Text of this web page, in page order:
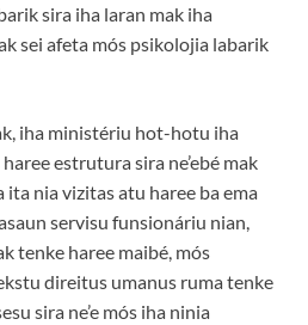
sira iha laran mak iha
sei afeta mós psikolojia labarik
iha ministériu hot-hotu iha
estrutura sira ne’ebé mak
ita nia vizitas atu haree ba ema
servisu funsionáriu nian,
tenke haree maibé, mós
direitus umanus ruma tenke
sira ne’e mós iha ninia